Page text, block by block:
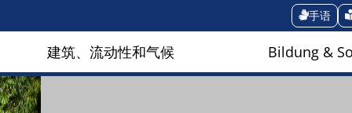
手语
建筑、流动性和气候 Bildung &